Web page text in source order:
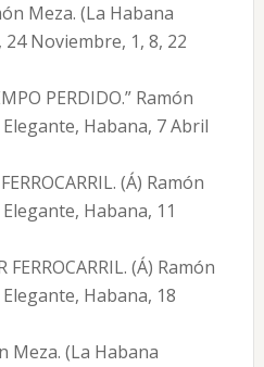
Meza. (La Habana
Noviembre, 1, 8, 22
PERDIDO.” Ramón
Habana, 7 Abril
(Á) Ramón
Habana, 11
FERROCARRIL. (Á) Ramón
Habana, 18
Meza. (La Habana